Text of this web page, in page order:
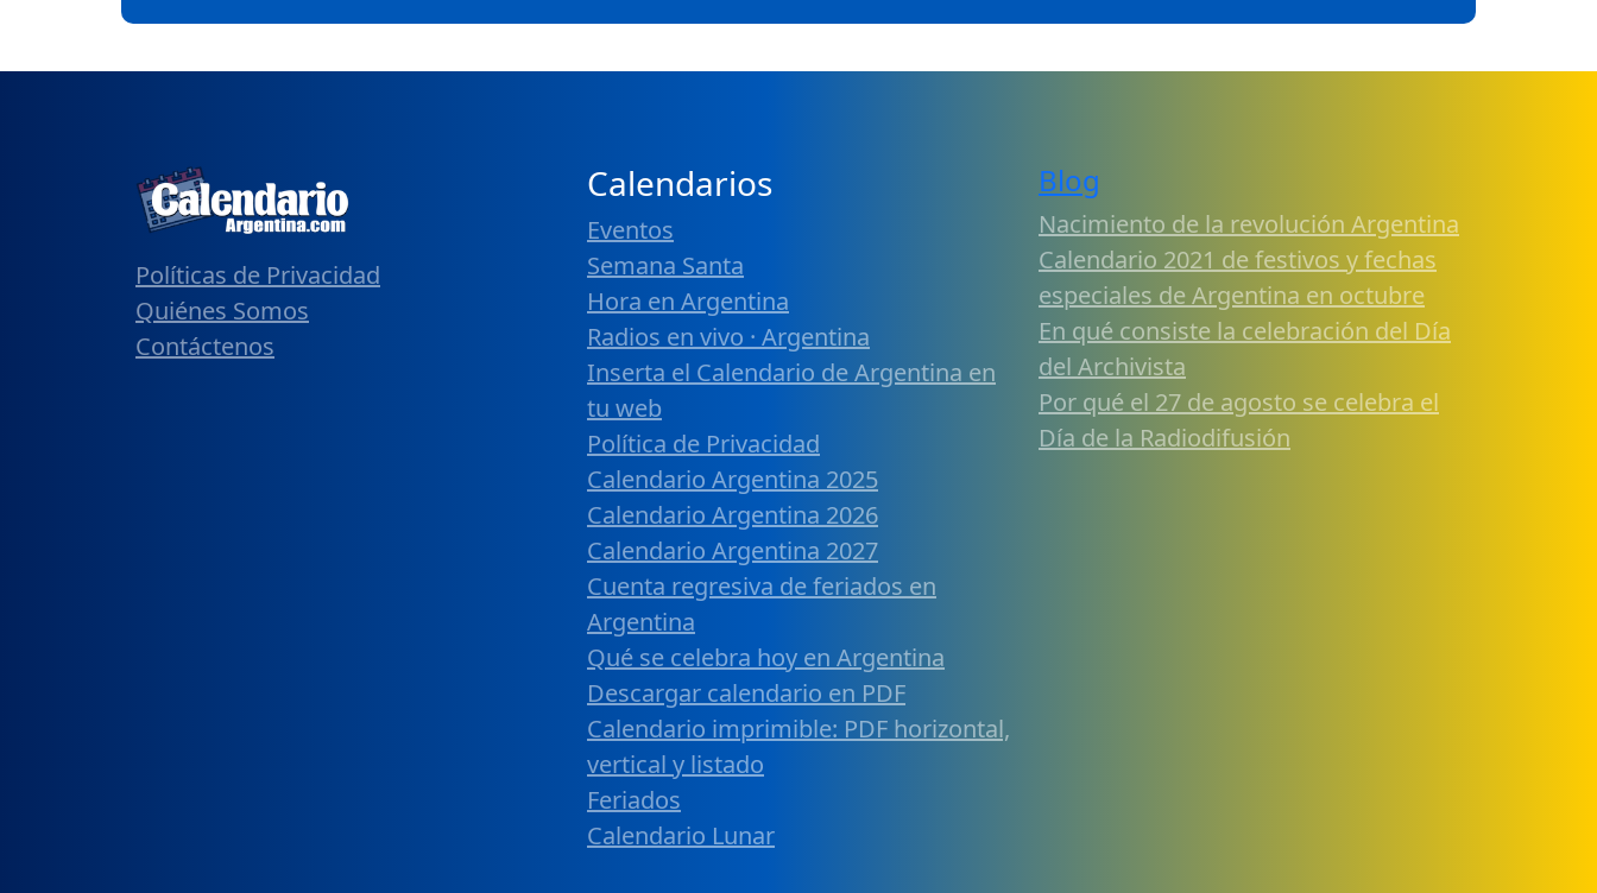
Políticas de Privacidad
Quiénes Somos
Contáctenos
Calendarios
Eventos
Semana Santa
Hora en Argentina
Radios en vivo · Argentina
Inserta el Calendario de Argentina en
tu web
Política de Privacidad
Calendario Argentina 2025
Calendario Argentina 2026
Calendario Argentina 2027
Cuenta regresiva de feriados en
Argentina
Qué se celebra hoy en Argentina
Descargar calendario en PDF
Calendario imprimible: PDF horizontal,
vertical y listado
Feriados
Calendario Lunar
Blog
Nacimiento de la revolución Argentina
Calendario 2021 de festivos y fechas
especiales de Argentina en octubre
En qué consiste la celebración del Día
del Archivista
Por qué el 27 de agosto se celebra el
Día de la Radiodifusión